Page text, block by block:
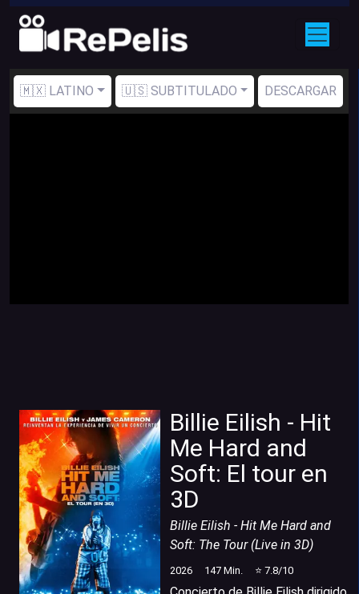
🇲🇽 LATINO 🇺🇸 SUBTITULADO DESCARGAR
Billie Eilish - Hit
Me Hard and
Soft: El tour en
3D
Billie Eilish - Hit Me Hard and
Soft: The Tour (Live in 3D)
2026 147 Min. ⭐ 7.8/10